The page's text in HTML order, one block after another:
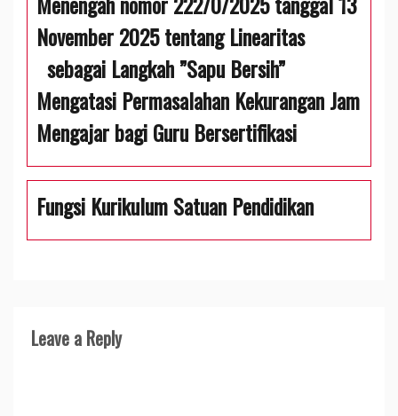
November 2025 tentang Linearitas
sebagai Langkah ”Sapu Bersih”
Mengatasi Permasalahan Kekurangan Jam
Mengajar bagi Guru Bersertifikasi
Fungsi Kurikulum Satuan Pendidikan
Leave a Reply